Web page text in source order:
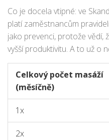
pokud je ve svalovém napětí.
Co je docela vtipné: ve
platí zaměstnancům
jako prevenci, protože vědí,
vyšší produktivitu. A to už o
Celkový počet masáží
(měsíčně)
1x
2x